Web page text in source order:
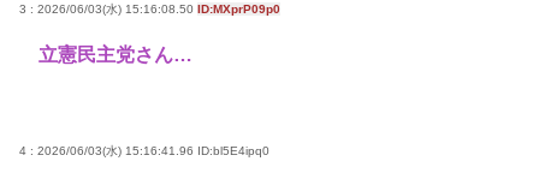
3 : 2026/06/03(水) 15:16:08.50 ID:MXprP09p0
立憲民主党さん…
4 : 2026/06/03(水) 15:16:41.96 ID:bl5E4ipq0